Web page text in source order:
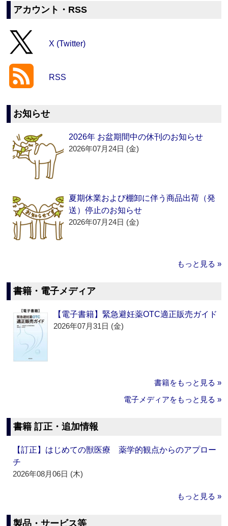
アカウント・RSS
X (Twitter)
RSS
お知らせ
2026年 お盆期間中の休刊のお知らせ
2026年07月24日 (金)
夏期休業および棚卸に伴う商品出荷（発
送）停止のお知らせ
2026年07月24日 (金)
もっと見る »
書籍・電子メディア
【電子書籍】緊急避妊薬OTC適正販売ガイド
2026年07月31日 (金)
書籍をもっと見る »
電子メディアをもっと見る »
書籍 訂正・追加情報
【訂正】はじめての獣医療 薬学的観点からのアプロー
チ
2026年08月06日 (木)
もっと見る »
製品・サービス等